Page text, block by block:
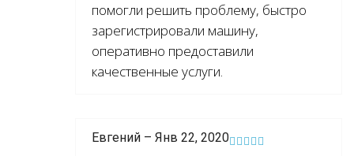
помогли решить проблему, быстро
зарегистрировали машину,
оперативно предоставили
качественные услуги.
Евгений – Янв 22, 2020